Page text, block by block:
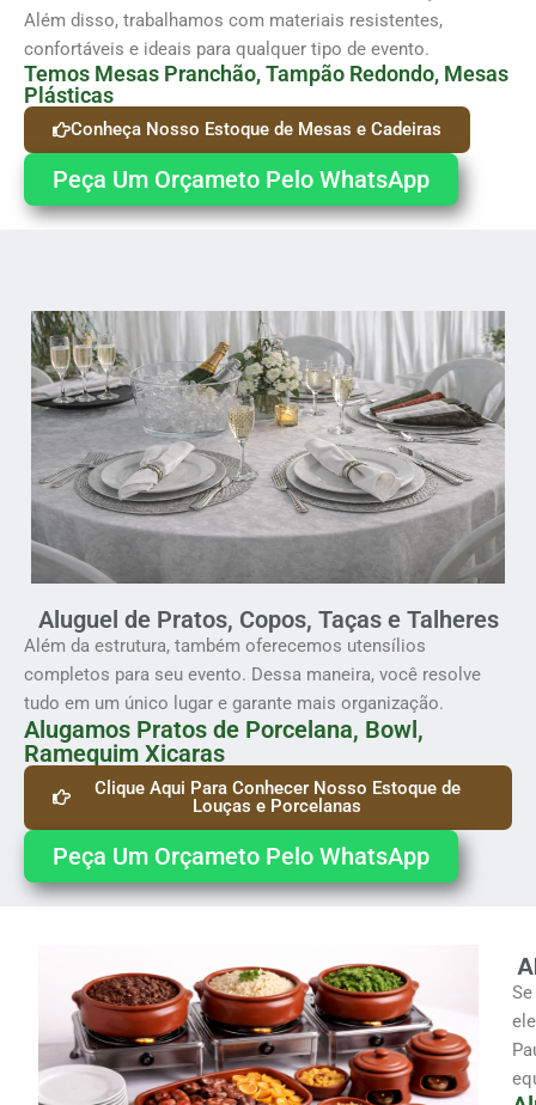
Além disso, trabalhamos com materiais resistentes,
confortáveis e ideais para qualquer tipo de evento.
Temos Mesas Pranchão, Tampão Redondo, Mesas
Plásticas
Conheça Nosso Estoque de Mesas e Cadeiras
Peça Um Orçameto Pelo WhatsApp
Aluguel de Pratos, Copos, Taças e Talheres
Além da estrutura, também oferecemos utensílios
completos para seu evento. Dessa maneira, você resolve
tudo em um único lugar e garante mais organização.
Alugamos Pratos de Porcelana, Bowl,
Ramequim Xicaras
Clique Aqui Para Conhecer Nosso Estoque de
Louças e Porcelanas
Peça Um Orçameto Pelo WhatsApp